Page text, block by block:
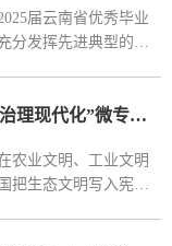
届云南省优秀毕业
分发挥先进典型的示
云南财经大学“生态文明与治理现代化”微专业2025年招生简章
农业文明、工业文明
把生态文明写入宪